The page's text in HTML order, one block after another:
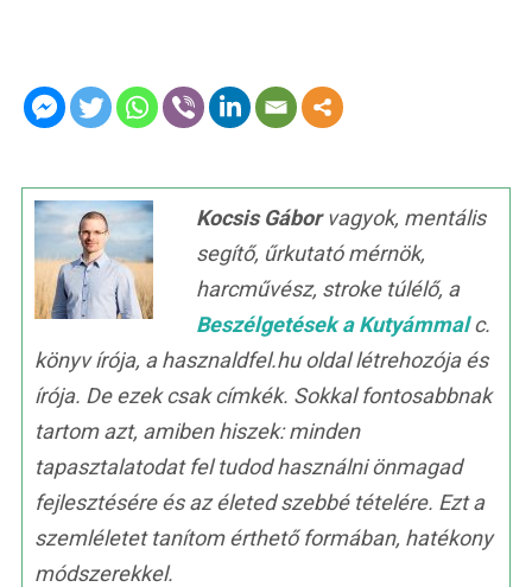
Kocsis Gáborvagyok, mentális
segítő, űrkutató mérnök,
harcművész, stroke túlélő, a
Beszélgetések a Kutyámmalc.
könyv írója, a hasznaldfel.hu oldal létrehozója és
írója. De ezek csak címkék. Sokkal fontosabbnak
tartom azt, amiben hiszek: minden
tapasztalatodat fel tudod használni önmagad
fejlesztésére és az életed szebbé tételére. Ezt a
szemléletet tanítom érthető formában, hatékony
módszerekkel.